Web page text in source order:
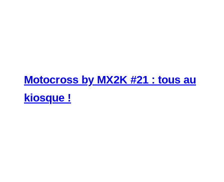
Motocross by MX2K #21 : tous au
kiosque !